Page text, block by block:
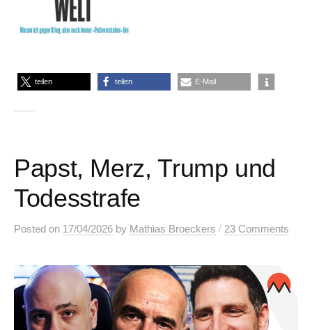
teilen teilen E-Mail
Papst, Merz, Trump und
Todesstrafe
Posted on 17/04/2026 by Mathias Broeckers / 23 Comments